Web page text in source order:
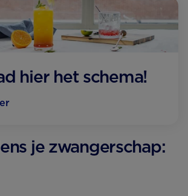
hier het schema!
je zwangerschap: